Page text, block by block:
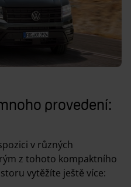
provedení:
v různých
z tohoto kompaktního
vytěžíte ještě více: